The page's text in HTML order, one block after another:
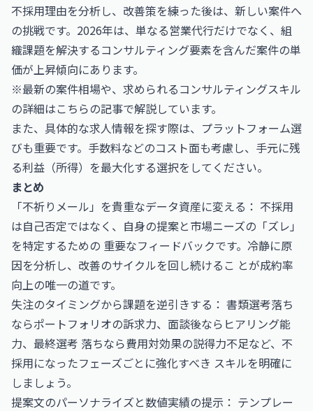
不採用理由を分析し、改善策を練った後は、新しい案件へ
の挑戦です。2026年は、単なる営業代行だけでなく、組
織課題を解決するコンサルティング要素を含んだ案件の単
価が上昇傾向にあります。
※最新の案件相場や、求められるコンサルティングスキル
の詳細はこちらの記事で解説しています。
また、具体的な求人情報を探す際は、プラットフォーム選
びも重要です。手数料などのコスト面も考慮し、手元に残
る利益（所得）を最大化する選択をしてください。
まとめ
「不祈りメール」を貴重なデータ資産に変える： 不採用
は自己否定ではなく、自身の提案と市場ニーズの「ズレ」
を特定するための 重要なフィードバックです。冷静に原
因を分析し、改善のサイクルを回し続けるこ とが成約率
向上の唯一の道です。
失注のタイミングから課題を逆引きする： 書類選考落ち
ならポートフォリオの訴求力、面談後ならヒアリング能
力、最終選考 落ちなら費用対効果の説得力不足など、不
採用になったフェーズごとに強化すべき スキルを明確に
しましょう。
提案文のパーソナライズと数値実績の提示： テンプレー